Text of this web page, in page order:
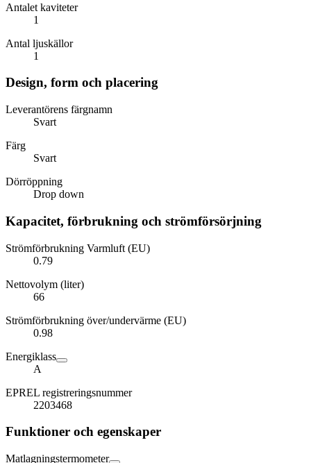
Antalet kaviteter
1
Antal ljuskällor
1
Design, form och placering
Leverantörens färgnamn
Svart
Färg
Svart
Dörröppning
Drop down
Kapacitet, förbrukning och strömförsörjning
Strömförbrukning Varmluft (EU)
0.79
Nettovolym (liter)
66
Strömförbrukning över/undervärme (EU)
0.98
Energiklass
A
EPREL registreringsnummer
2203468
Funktioner och egenskaper
Matlagningstermometer